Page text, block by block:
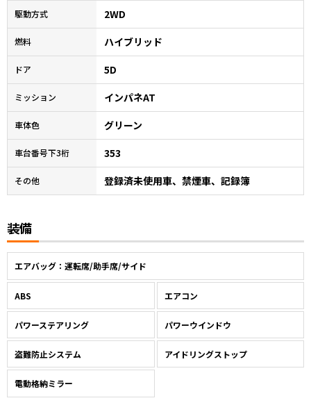
駆動方式 2WD
燃料 ハイブリッド
ドア 5D
ミッション インパネAT
車体色 グリーン
車台番号下3桁 353
その他 登録済未使用車、禁煙車、記録簿
装備
エアバッグ：運転席/助手席/サイド
ABS エアコン
パワーステアリング パワーウインドウ
盗難防止システム アイドリングストップ
電動格納ミラー